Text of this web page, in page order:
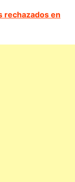
rechazados en